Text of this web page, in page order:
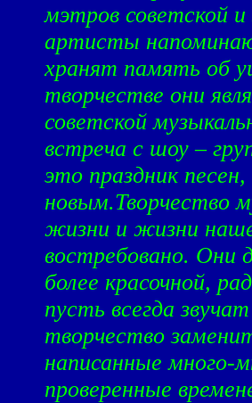
мэтров советской
артисты
хранят память об
творчестве они
советской
встреча с шоу –
это праздник
новым.Творчество
жизни и жизни
востребовано. Они
более красочной,
пусть всегда
творчество
написанные много-
проверенные